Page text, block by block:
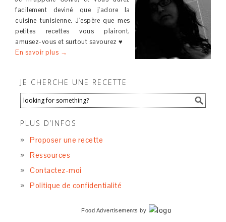
facilement deviné que j'adore la
cuisine tunisienne. J'espère que mes
petites recettes vous plairont,
amusez-vous et surtout savourez ♥
En savoir plus →
JE CHERCHE UNE RECETTE
PLUS D’INFOS
Proposer une recette
Ressources
Contactez-moi
Politique de confidentialité
Food Advertisements by